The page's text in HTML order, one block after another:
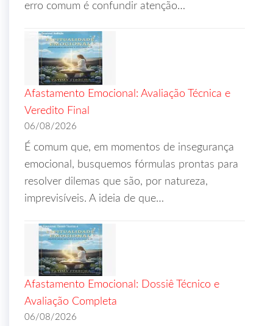
erro comum é confundir atenção…
Afastamento Emocional: Avaliação Técnica e
Veredito Final
06/08/2026
É comum que, em momentos de insegurança
emocional, busquemos fórmulas prontas para
resolver dilemas que são, por natureza,
imprevisíveis. A ideia de que…
Afastamento Emocional: Dossiê Técnico e
Avaliação Completa
06/08/2026